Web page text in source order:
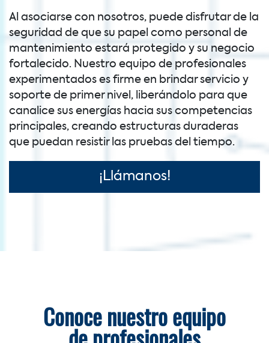
Al asociarse con nosotros, puede disfrutar de la
seguridad de que su papel como personal de
mantenimiento estará protegido y su negocio
fortalecido. Nuestro equipo de profesionales
experimentados es firme en brindar servicio y
soporte de primer nivel, liberándolo para que
canalice sus energías hacia sus competencias
principales, creando estructuras duraderas
que puedan resistir las pruebas del tiempo.
¡Llámanos!
Conoce nuestro equipo